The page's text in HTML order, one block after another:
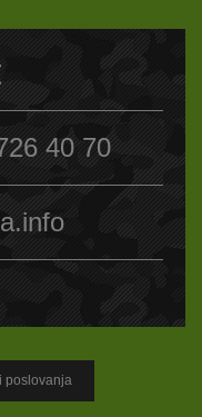
40 70
poslovanja